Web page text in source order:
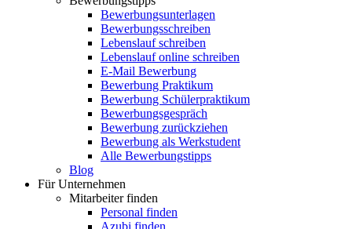
Bewerbungsunterlagen
Bewerbungsschreiben
Lebenslauf schreiben
Lebenslauf online schreiben
E-Mail Bewerbung
Bewerbung Praktikum
Bewerbung Schülerpraktikum
Bewerbungsgespräch
Bewerbung zurückziehen
Bewerbung als Werkstudent
Alle Bewerbungstipps
Blog
Für Unternehmen
Mitarbeiter finden
Personal finden
Azubi finden